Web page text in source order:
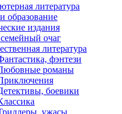
литература
образование
издания
очаг
литература
фэнтези
романы
боевики
ужасы